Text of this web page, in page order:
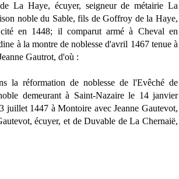
La Haye, écuyer, seigneur de métairie La
noble du Sable, fils de Goffroy de la Haye,
en 1448; il comparut armé à Cheval en
à la montre de noblesse d'avril 1467 tenue à
Gautrot, d'où :
la réformation de noblesse de l'Evêché de
demeurant à Saint-Nazaire le 14 janvier
juillet 1447 à Montoire avec Jeanne Gautevot,
écuyer, et de Duvable de La Chernaië,